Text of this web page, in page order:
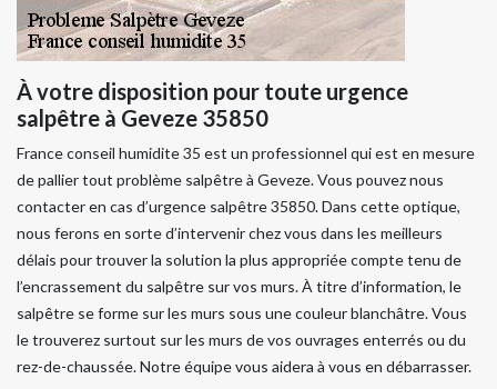
À votre disposition pour toute urgence
salpêtre à Geveze 35850
France conseil humidite 35 est un professionnel qui est en mesure
de pallier tout problème salpêtre à Geveze. Vous pouvez nous
contacter en cas d’urgence salpêtre 35850. Dans cette optique,
nous ferons en sorte d’intervenir chez vous dans les meilleurs
délais pour trouver la solution la plus appropriée compte tenu de
l’encrassement du salpêtre sur vos murs. À titre d’information, le
salpêtre se forme sur les murs sous une couleur blanchâtre. Vous
le trouverez surtout sur les murs de vos ouvrages enterrés ou du
rez-de-chaussée. Notre équipe vous aidera à vous en débarrasser.